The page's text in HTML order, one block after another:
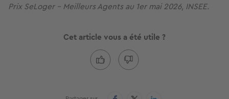
Prix SeLoger - Meilleurs Agents au 1er mai 2026, INSEE.
Cet article vous a été utile ?